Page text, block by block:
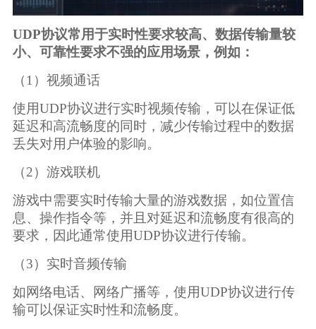
UDP协议常用于实时性要求较高、数据传输量较
小、可靠性要求不强的应用场景，例如：
（1）视频通话
使用UDP协议进行实时视频传输，可以在保证低
延迟和高流畅度的同时，减少传输过程中的数据
丢失对用户体验的影响。
（2）游戏联机
游戏中需要实时传输大量的游戏数据，如位置信
息、操作指令等，并且对延迟和流畅度有很高的
要求，因此通常使用UDP协议进行传输。
（3）实时音频传输
如网络电话、网络广播等，使用UDP协议进行传
输可以保证实时性和流畅度。